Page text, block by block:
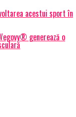
acestui sport în
generează o